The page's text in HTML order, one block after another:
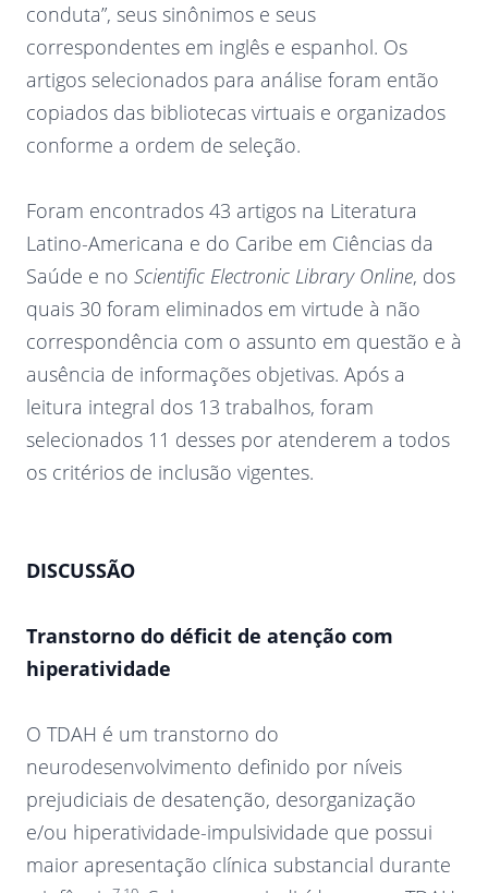
conduta”, seus sinônimos e seus
correspondentes em inglês e espanhol. Os
artigos selecionados para análise foram então
copiados das bibliotecas virtuais e organizados
conforme a ordem de seleção.
Foram encontrados 43 artigos na Literatura
Latino-Americana e do Caribe em Ciências da
Saúde e no Scientific Electronic Library Online, dos
quais 30 foram eliminados em virtude à não
correspondência com o assunto em questão e à
ausência de informações objetivas. Após a
leitura integral dos 13 trabalhos, foram
selecionados 11 desses por atenderem a todos
os critérios de inclusão vigentes.
DISCUSSÃO
Transtorno do déficit de atenção com
hiperatividade
O TDAH é um transtorno do
neurodesenvolvimento definido por níveis
prejudiciais de desatenção, desorganização
e/ou hiperatividade-impulsividade que possui
maior apresentação clínica substancial durante